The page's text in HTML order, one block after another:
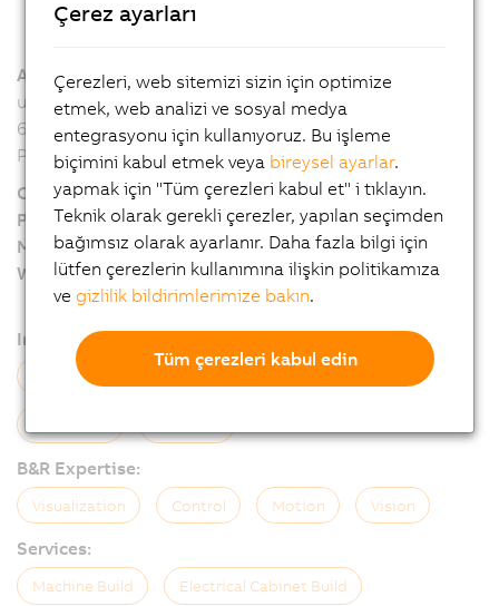
Address
ul. Zwierzchowskiego 5A
61-248 Poznań
Polonya
Contact Information
Phone: +48 606757477
Mail: g.pittner@pi-tronix.com.pl
Webpage: www.pi-tronix.com.pl
Industries:
Otomasyon Otomotiv
B&R Expertise:
Visualization Control Motion Vision
Services:
Machine Build Electrical Cabinet Build
Çerez ayarları
Çerezleri, web sitemizi sizin için optimize
etmek, web analizi ve sosyal medya
entegrasyonu için kullanıyoruz. Bu işleme
biçimini kabul etmek veya bireysel ayarlar.
yapmak için "Tüm çerezleri kabul et" i tıklayın.
Teknik olarak gerekli çerezler, yapılan seçimden
bağımsız olarak ayarlanır. Daha fazla bilgi için
lütfen çerezlerin kullanımına ilişkin politikamıza
vegizlilik bildirimlerimize bakın.
Tüm çerezleri kabul edin